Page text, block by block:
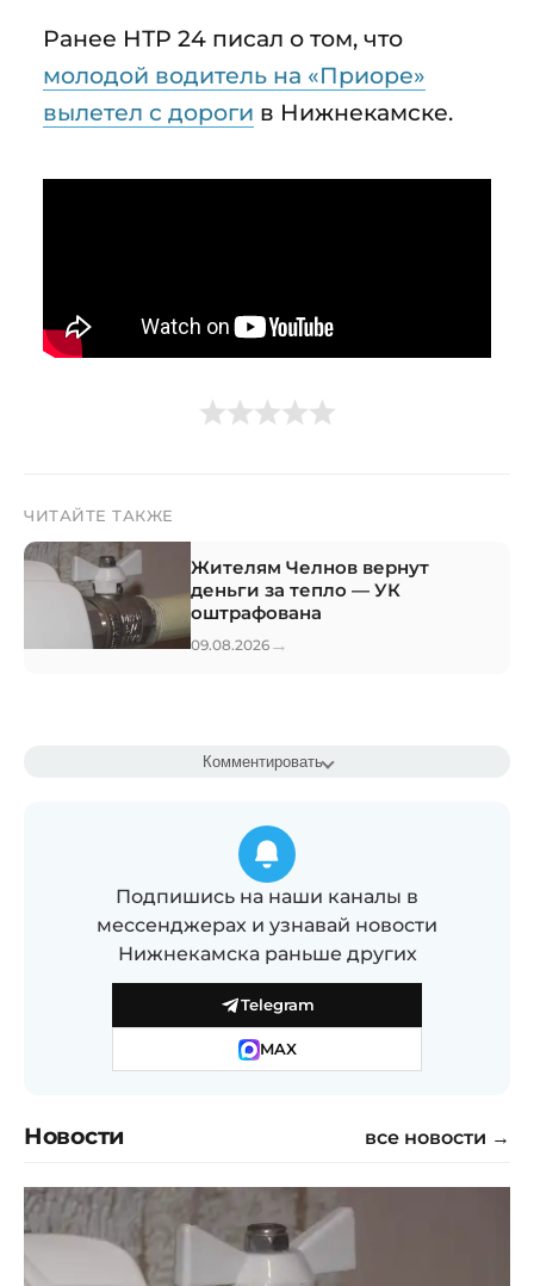
Ранее НТР 24 писал о том, что
молодой водитель на «Приоре»
вылетел с дороги в Нижнекамске.
ЧИТАЙТЕ ТАКЖЕ
Жителям Челнов вернут
деньги за тепло — УК
оштрафована
09.08.2026 →
Комментировать
Подпишись на наши каналы в
мессенджерах и узнавай новости
Нижнекамска раньше других
Telegram
MAX
Новости все новости →